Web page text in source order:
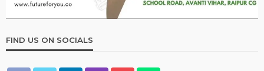
FIND US ON SOCIALS